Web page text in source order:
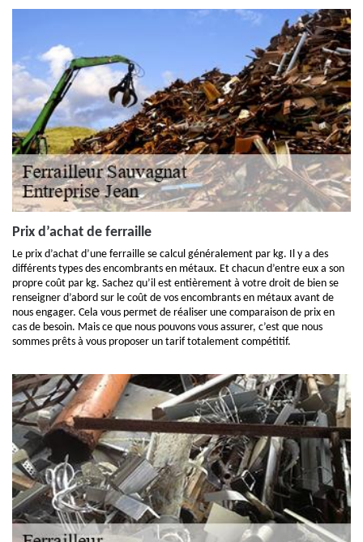
Prix d’achat de ferraille
Le prix d’achat d’une ferraille se calcul généralement par kg. Il y a des
différents types des encombrants en métaux. Et chacun d’entre eux a son
propre coût par kg. Sachez qu’il est entièrement à votre droit de bien se
renseigner d’abord sur le coût de vos encombrants en métaux avant de
nous engager. Cela vous permet de réaliser une comparaison de prix en
cas de besoin. Mais ce que nous pouvons vous assurer, c’est que nous
sommes prêts à vous proposer un tarif totalement compétitif.